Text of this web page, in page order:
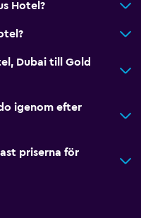
Hotel?
Dubai till Gold
igenom efter
priserna för